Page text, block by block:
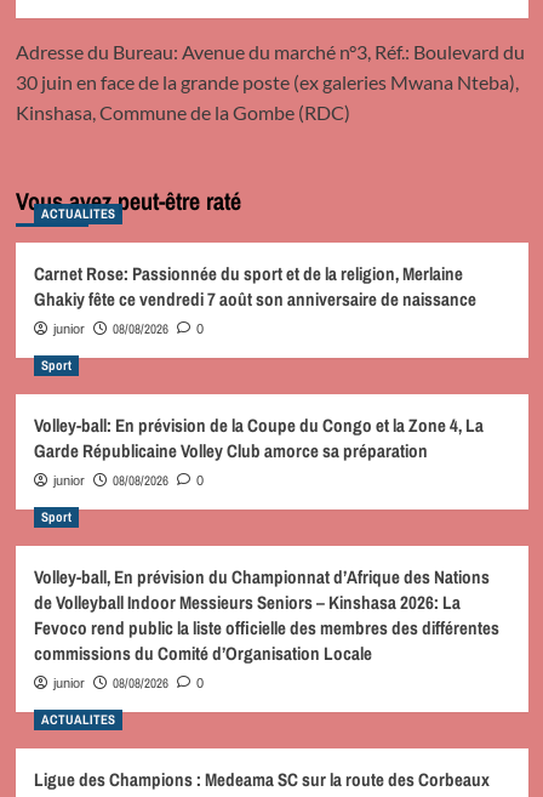
Adresse du Bureau: Avenue du marché n°3, Réf.: Boulevard du
30 juin en face de la grande poste (ex galeries Mwana Nteba),
Kinshasa, Commune de la Gombe (RDC)
Vous avez peut-être raté
ACTUALITES
Carnet Rose: Passionnée du sport et de la religion, Merlaine
Ghakiy fête ce vendredi 7 août son anniversaire de naissance
junior 08/08/2026 0
Sport
Volley-ball: En prévision de la Coupe du Congo et la Zone 4, La
Garde Républicaine Volley Club amorce sa préparation
junior 08/08/2026 0
Sport
Volley-ball, En prévision du Championnat d’Afrique des Nations
de Volleyball Indoor Messieurs Seniors – Kinshasa 2026: La
Fevoco rend public la liste officielle des membres des différentes
commissions du Comité d’Organisation Locale
junior 08/08/2026 0
ACTUALITES
Ligue des Champions : Medeama SC sur la route des Corbeaux